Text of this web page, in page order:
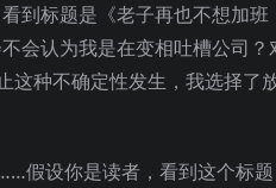
到标题是《老子再也不想加班
会认为我是在变相吐槽公司？
这种不确定性发生，我选择了
假设你是读者，看到这个标